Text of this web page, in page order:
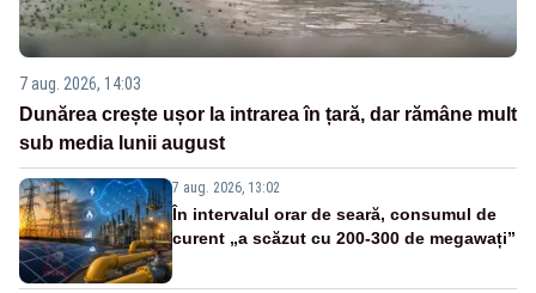
7 aug. 2026, 14:03
Dunărea crește ușor la intrarea în țară, dar rămâne mult
sub media lunii august
7 aug. 2026, 13:02
În intervalul orar de seară, consumul de
curent „a scăzut cu 200-300 de megawați”